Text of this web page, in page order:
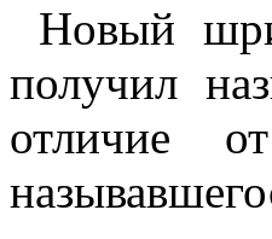
Новый
получил
отличие